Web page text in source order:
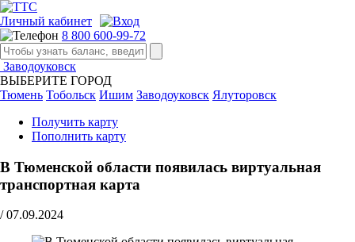
Личный кабинет
8 800 600-99-72
Заводоуковск
ВЫБЕРИТЕ ГОРОД
Тюмень Тобольск Ишим Заводоуковск Ялуторовск
Получить карту
Пополнить карту
В Тюменской области появилась виртуальная
транспортная карта
/ 07.09.2024